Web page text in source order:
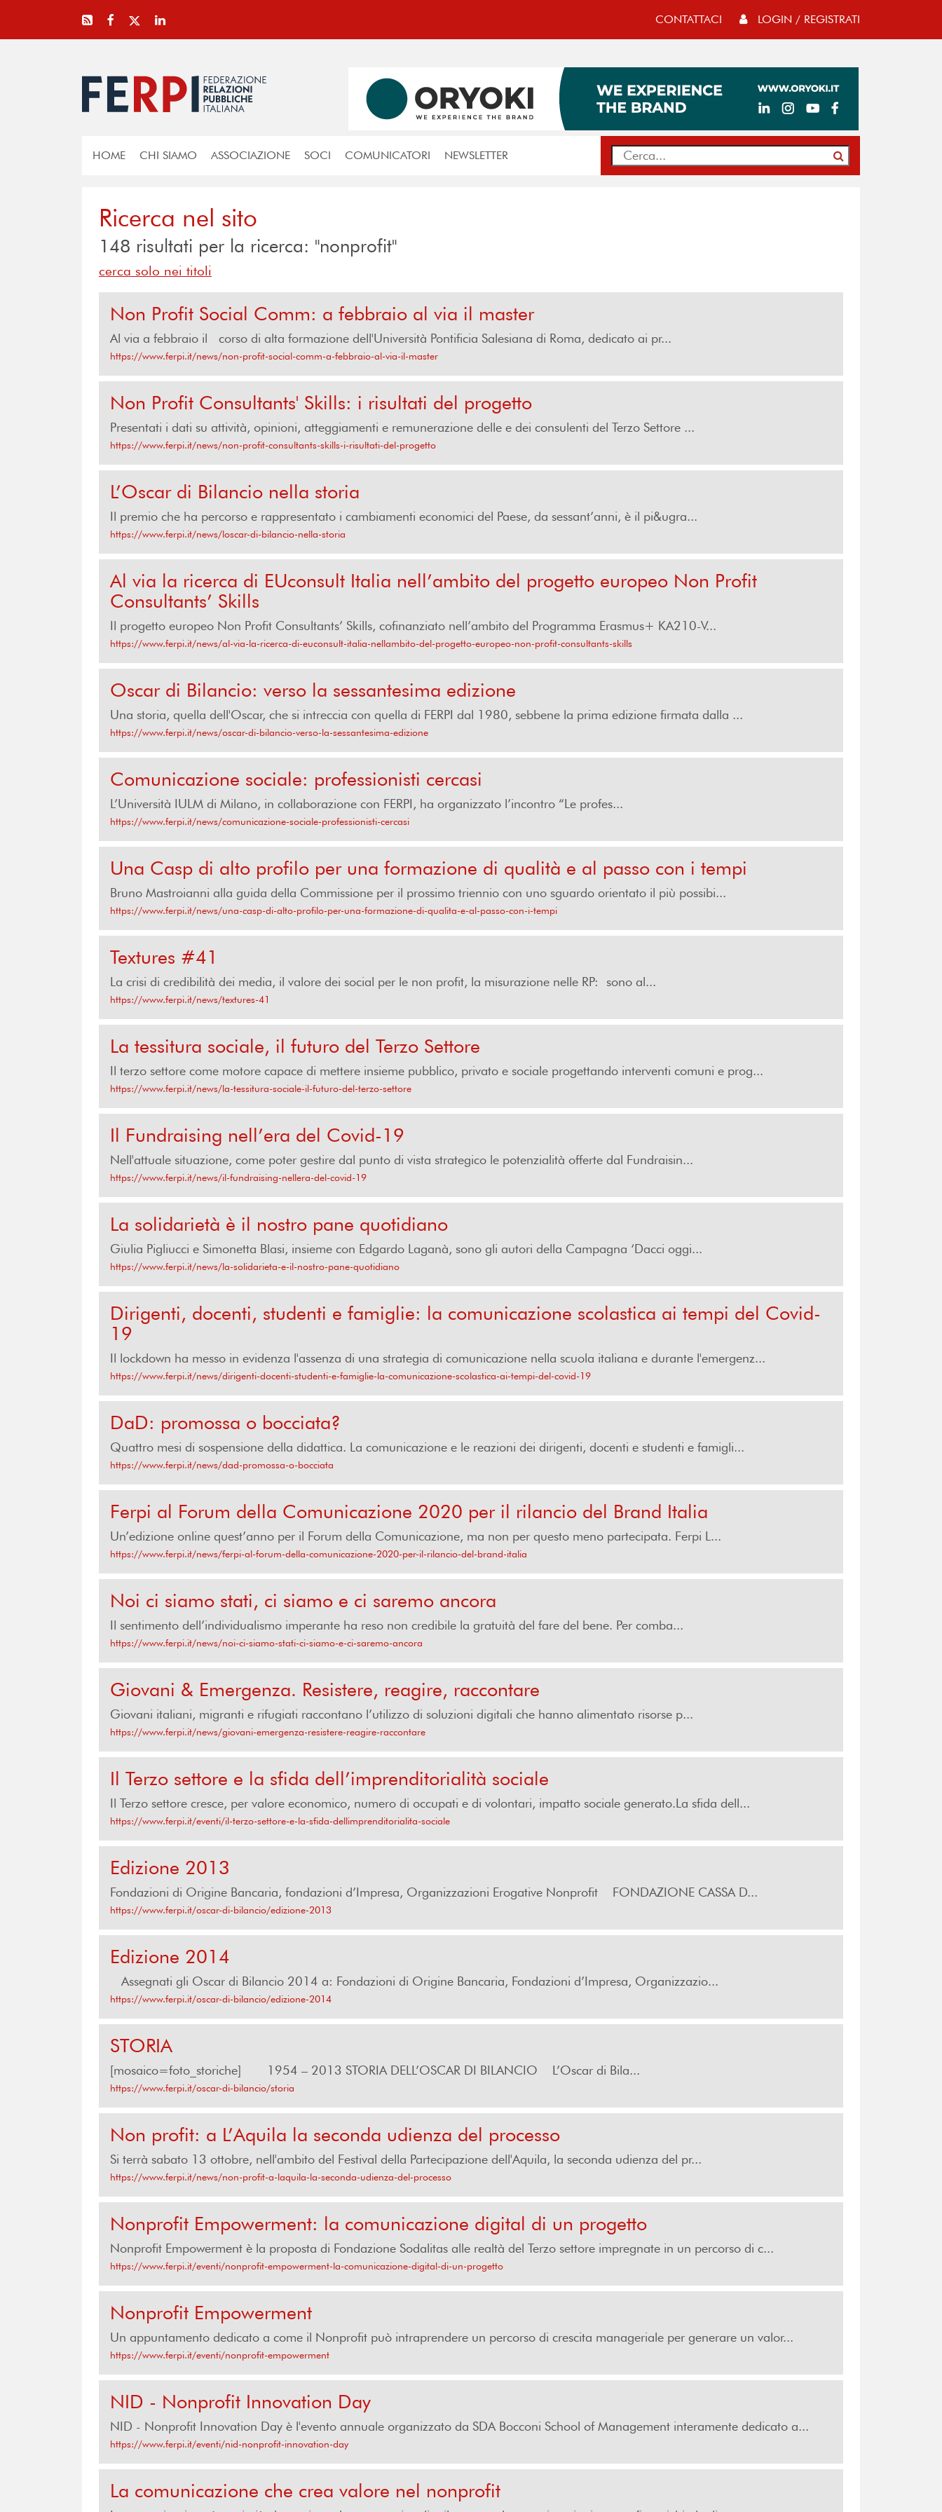
CONTATTACI LOGIN / REGISTRATI
HOME CHI SIAMO ASSOCIAZIONE SOCI COMUNICATORI NEWSLETTER
Ricerca nel sito
148 risultati per la ricerca: "nonprofit"
cerca solo nei titoli
Non Profit Social Comm: a febbraio al via il master
Al via a febbraio il corso di alta formazione dell'Università Pontificia Salesiana di Roma, dedicato ai pr...
https://www.ferpi.it/news/non-profit-social-comm-a-febbraio-al-via-il-master
Non Profit Consultants' Skills: i risultati del progetto
Presentati i dati su attività, opinioni, atteggiamenti e remunerazione delle e dei consulenti del Terzo Settore ...
https://www.ferpi.it/news/non-profit-consultants-skills-i-risultati-del-progetto
L’Oscar di Bilancio nella storia
Il premio che ha percorso e rappresentato i cambiamenti economici del Paese, da sessant’anni, è il pi&ugra...
https://www.ferpi.it/news/loscar-di-bilancio-nella-storia
Al via la ricerca di EUconsult Italia nell’ambito del progetto europeo Non Profit
Consultants’ Skills
Il progetto europeo Non Profit Consultants’ Skills, cofinanziato nell’ambito del Programma Erasmus+ KA210-V...
https://www.ferpi.it/news/al-via-la-ricerca-di-euconsult-italia-nellambito-del-progetto-europeo-non-profit-consultants-skills
Oscar di Bilancio: verso la sessantesima edizione
Una storia, quella dell'Oscar, che si intreccia con quella di FERPI dal 1980, sebbene la prima edizione firmata dalla ...
https://www.ferpi.it/news/oscar-di-bilancio-verso-la-sessantesima-edizione
Comunicazione sociale: professionisti cercasi
L’Università IULM di Milano, in collaborazione con FERPI, ha organizzato l’incontro “Le profes...
https://www.ferpi.it/news/comunicazione-sociale-professionisti-cercasi
Una Casp di alto profilo per una formazione di qualità e al passo con i tempi
Bruno Mastroianni alla guida della Commissione per il prossimo triennio con uno sguardo orientato il più possibi...
https://www.ferpi.it/news/una-casp-di-alto-profilo-per-una-formazione-di-qualita-e-al-passo-con-i-tempi
Textures #41
La crisi di credibilità dei media, il valore dei social per le non profit, la misurazione nelle RP: sono al...
https://www.ferpi.it/news/textures-41
La tessitura sociale, il futuro del Terzo Settore
Il terzo settore come motore capace di mettere insieme pubblico, privato e sociale progettando interventi comuni e prog...
https://www.ferpi.it/news/la-tessitura-sociale-il-futuro-del-terzo-settore
Il Fundraising nell’era del Covid-19
Nell'attuale situazione, come poter gestire dal punto di vista strategico le potenzialità offerte dal Fundraisin...
https://www.ferpi.it/news/il-fundraising-nellera-del-covid-19
La solidarietà è il nostro pane quotidiano
Giulia Pigliucci e Simonetta Blasi, insieme con Edgardo Laganà, sono gli autori della Campagna ‘Dacci oggi...
https://www.ferpi.it/news/la-solidarieta-e-il-nostro-pane-quotidiano
Dirigenti, docenti, studenti e famiglie: la comunicazione scolastica ai tempi del Covid-
19
Il lockdown ha messo in evidenza l'assenza di una strategia di comunicazione nella scuola italiana e durante l'emergenz...
https://www.ferpi.it/news/dirigenti-docenti-studenti-e-famiglie-la-comunicazione-scolastica-ai-tempi-del-covid-19
DaD: promossa o bocciata?
Quattro mesi di sospensione della didattica. La comunicazione e le reazioni dei dirigenti, docenti e studenti e famigli...
https://www.ferpi.it/news/dad-promossa-o-bocciata
Ferpi al Forum della Comunicazione 2020 per il rilancio del Brand Italia
Un’edizione online quest’anno per il Forum della Comunicazione, ma non per questo meno partecipata. Ferpi L...
https://www.ferpi.it/news/ferpi-al-forum-della-comunicazione-2020-per-il-rilancio-del-brand-italia
Noi ci siamo stati, ci siamo e ci saremo ancora
Il sentimento dell’individualismo imperante ha reso non credibile la gratuità del fare del bene. Per comba...
https://www.ferpi.it/news/noi-ci-siamo-stati-ci-siamo-e-ci-saremo-ancora
Giovani & Emergenza. Resistere, reagire, raccontare
Giovani italiani, migranti e rifugiati raccontano l’utilizzo di soluzioni digitali che hanno alimentato risorse p...
https://www.ferpi.it/news/giovani-emergenza-resistere-reagire-raccontare
Il Terzo settore e la sfida dell’imprenditorialità sociale
Il Terzo settore cresce, per valore economico, numero di occupati e di volontari, impatto sociale generato.La sfida dell...
https://www.ferpi.it/eventi/il-terzo-settore-e-la-sfida-dellimprenditorialita-sociale
Edizione 2013
Fondazioni di Origine Bancaria, fondazioni d’Impresa, Organizzazioni Erogative Nonprofit FONDAZIONE CASSA D...
https://www.ferpi.it/oscar-di-bilancio/edizione-2013
Edizione 2014
Assegnati gli Oscar di Bilancio 2014 a: Fondazioni di Origine Bancaria, Fondazioni d’Impresa, Organizzazio...
https://www.ferpi.it/oscar-di-bilancio/edizione-2014
STORIA
[mosaico=foto_storiche] 1954 – 2013 STORIA DELL’OSCAR DI BILANCIO L’Oscar di Bila...
https://www.ferpi.it/oscar-di-bilancio/storia
Non profit: a L’Aquila la seconda udienza del processo
Si terrà sabato 13 ottobre, nell'ambito del Festival della Partecipazione dell'Aquila, la seconda udienza del pr...
https://www.ferpi.it/news/non-profit-a-laquila-la-seconda-udienza-del-processo
Nonprofit Empowerment: la comunicazione digital di un progetto
Nonprofit Empowerment è la proposta di Fondazione Sodalitas alle realtà del Terzo settore impregnate in un percorso di c...
https://www.ferpi.it/eventi/nonprofit-empowerment-la-comunicazione-digital-di-un-progetto
Nonprofit Empowerment
Un appuntamento dedicato a come il Nonprofit può intraprendere un percorso di crescita manageriale per generare un valor...
https://www.ferpi.it/eventi/nonprofit-empowerment
NID - Nonprofit Innovation Day
NID - Nonprofit Innovation Day è l'evento annuale organizzato da SDA Bocconi School of Management interamente dedicato a...
https://www.ferpi.it/eventi/nid-nonprofit-innovation-day
La comunicazione che crea valore nel nonprofit